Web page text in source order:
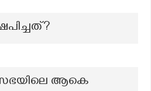
ആകെ